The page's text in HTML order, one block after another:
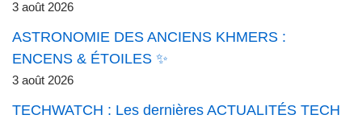
3 août 2026
ASTRONOMIE DES ANCIENS KHMERS :
ENCENS & ÉTOILES ✨
3 août 2026
TECHWATCH : Les dernières ACTUALITÉS TECH